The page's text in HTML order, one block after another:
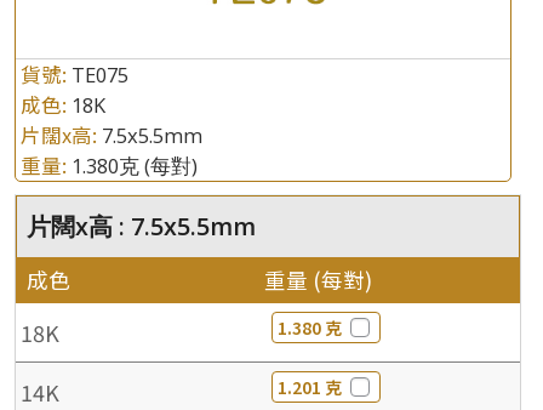
貨號: TE075
成色: 18K
片闊x高: 7.5x5.5mm
重量: 1.380克(每對)
片闊x高 : 7.5x5.5mm
成色 重量 (每對)
18K 1.380 克
14K 1.201 克